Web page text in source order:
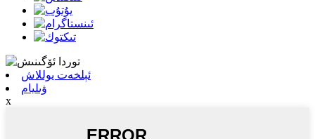
ئېلخەت يوللاش
ۋىليام
x